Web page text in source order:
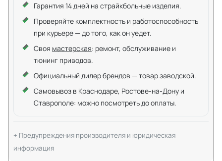
Гарантия 14 дней на страйкбольные изделия.
Проверяйте комплектность и работоспособность
при курьере — до того, как он уедет.
Своя мастерская: ремонт, обслуживание и
тюнинг приводов.
Официальный дилер брендов — товар заводской.
Самовывоз в Краснодаре, Ростове-на-Дону и
Ставрополе: можно посмотреть до оплаты.
Предупреждения производителя и юридическая
информация